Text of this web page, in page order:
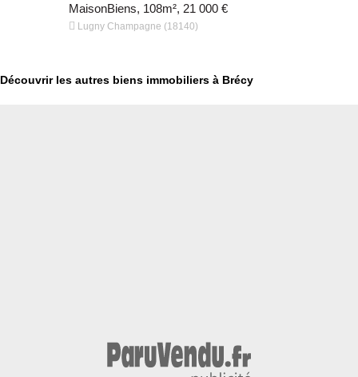
MaisonBiens, 108m², 21 000 €
 Lugny Champagne (18140)
Découvrir les autres biens immobiliers à Brécy